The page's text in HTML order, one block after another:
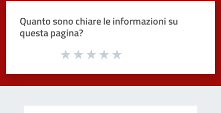
Quanto sono chiare le informazioni su
questa pagina?
Valuta da 1 a 5 stelle la pagina